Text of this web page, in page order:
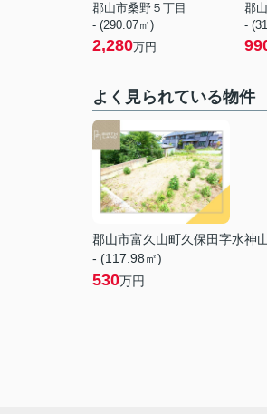
郡山市桑野５丁目
- (290.07㎡)
2,280万円
郡
-
よく見られている物件
郡山市富久山町久保田字水神
- (117.98㎡)
530万円